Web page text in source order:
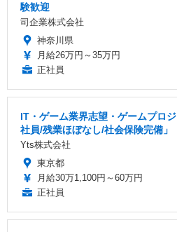
験歓迎
司企業株式会社
神奈川県
月給26万円～35万円
正社員
IT・ゲーム業界志望・ゲームプロ
社員/残業ほぼなし/社会保険完備」
Yts株式会社
東京都
月給30万1,100円～60万円
正社員